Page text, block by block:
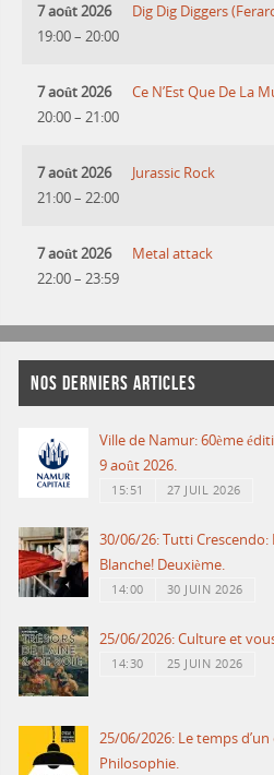
7 août 2026
19:00– 20:00
Dig Dig Diggers
7 août 2026
20:00– 21:00
Ce N’Est Que De La
7 août 2026
21:00– 22:00
Jurassic Rock
7 août 2026
22:00– 23:59
Metal attack
NOS DERNIERS ARTICLES
Ville de Namur: 60ème
9 août 2026.
15:51 27 JUIL 2026
30/06/26: Tutti Crescendo:
Blanche! Deuxième.
14:00 30 JUIN 2026
25/06/2026: Culture et
14:30 25 JUIN 2026
25/06/2026: Le temps
Philosophie.